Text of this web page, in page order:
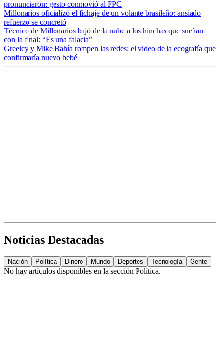
pronunciaron: gesto conmovió al FPC
Millonarios oficializó el fichaje de un volante brasileño: ansiado
refuerzo se concretó
Técnico de Millonarios bajó de la nube a los hinchas que sueñan
con la final: “Es una falacia”
Greeicy y Mike Bahía rompen las redes: el video de la ecografía que
confirmaría nuevo bebé
Noticias Destacadas
Nación Política Dinero Mundo Deportes Tecnología Gente
No hay artículos disponibles en la sección Política.